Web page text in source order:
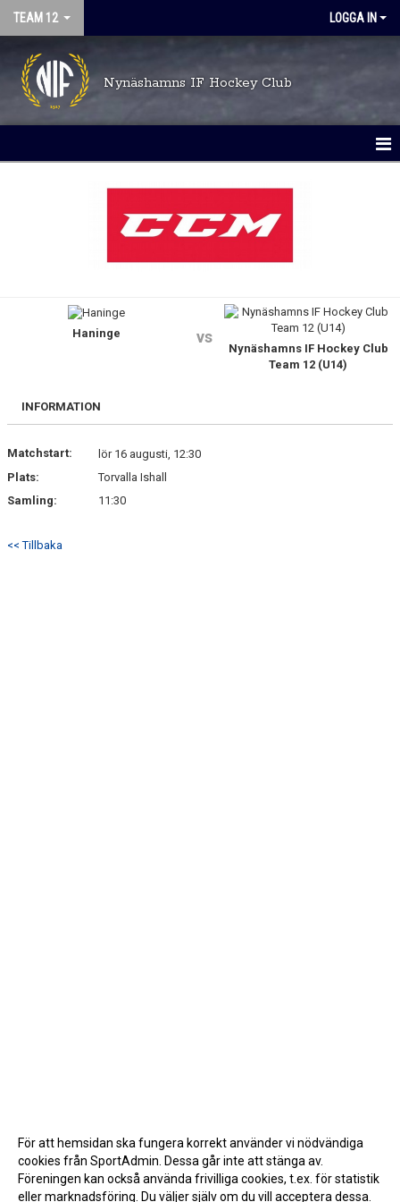
TEAM 12 LOGGA IN
Nynäshamns IF Hockey Club
BILDGALLERI
BÅSGRUPPER
Haninge vs
Nynäshamns IF Hockey Club
Team 12 (U14)
INFORMATION
Matchstart:
lör 16 augusti, 12:30
Plats:
Torvalla Ishall
Samling:
11:30
<< Tillbaka
För att hemsidan ska fungera korrekt använder vi nödvändiga
cookies från SportAdmin. Dessa går inte att stänga av.
Föreningen kan också använda frivilliga cookies, t.ex. för statistik
eller marknadsföring. Du väljer själv om du vill acceptera dessa.